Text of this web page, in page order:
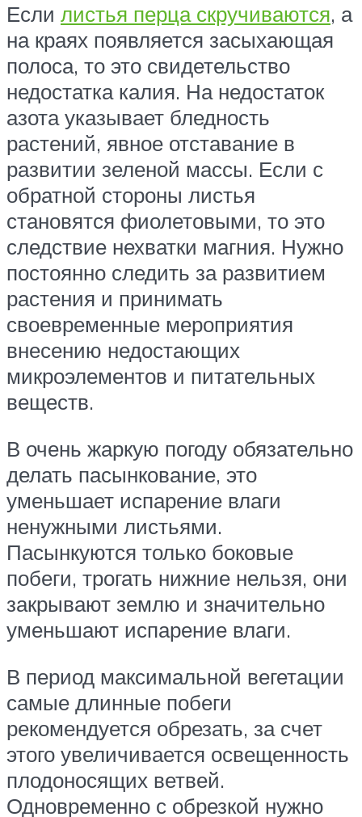
Если листья перца скручиваются, а
на краях появляется засыхающая
полоса, то это свидетельство
недостатка калия. На недостаток
азота указывает бледность
растений, явное отставание в
развитии зеленой массы. Если с
обратной стороны листья
становятся фиолетовыми, то это
следствие нехватки магния. Нужно
постоянно следить за развитием
растения и принимать
своевременные мероприятия
внесению недостающих
микроэлементов и питательных
веществ.
В очень жаркую погоду обязательно
делать пасынкование, это
уменьшает испарение влаги
ненужными листьями.
Пасынкуются только боковые
побеги, трогать нижние нельзя, они
закрывают землю и значительно
уменьшают испарение влаги.
В период максимальной вегетации
самые длинные побеги
рекомендуется обрезать, за счет
этого увеличивается освещенность
плодоносящих ветвей.
Одновременно с обрезкой нужно